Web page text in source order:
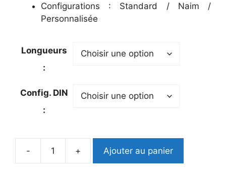
Configurations : Standard / Naim /
Personnalisée
Longueurs
:
Config. DIN
:
-
quantité
+ Ajouter au panier